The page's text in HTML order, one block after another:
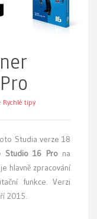
Rychlé tipy
Studia verze 18
Studio 16 Prona
hlavně zpracování
funkce. Verzi
2015.